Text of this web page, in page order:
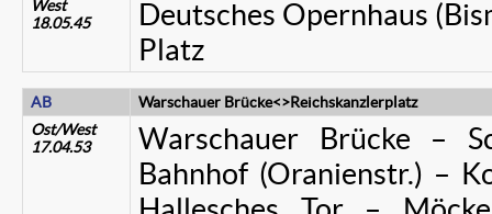
West
18.05.45
Deutsches Opernhaus
Platz
AB
Warschauer Brücke<>Reichskanzlerplatz
Ost/West
17.04.53
Warschauer Brücke –
Bahnhof (Oranienstr.) –